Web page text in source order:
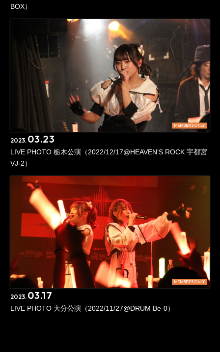
BOX）
MEMBER'S ONLY
2023. 03.23
LIVE PHOTO 栃木公演（2022/12/17@HEAVEN’S ROCK 宇都宮
VJ-2）
MEMBER'S ONLY
2023. 03.17
LIVE PHOTO 大分公演（2022/11/27@DRUM Be-0）